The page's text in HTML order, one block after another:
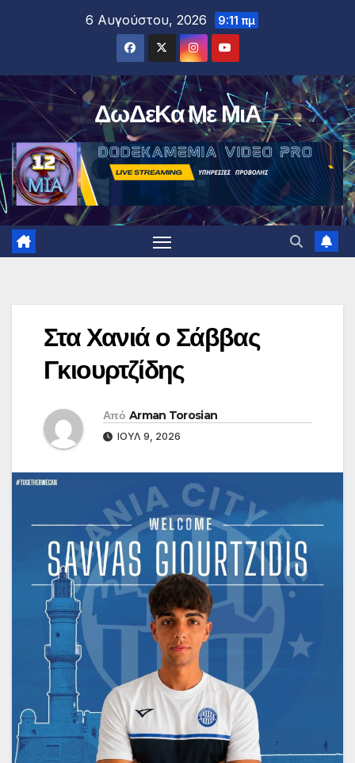
6 Αυγούστου, 2026 9:11 πμ
ΔωΔεΚα Με ΜιΑ
Στα Χανιά ο Σάββας
Γκιουρτζίδης
Από Arman Torosian
ΙΟΎΛ 9, 2026